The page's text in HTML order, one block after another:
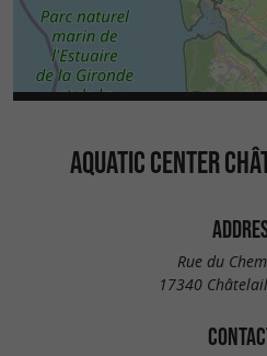
AQUATIC CENTER
Rue du
17340